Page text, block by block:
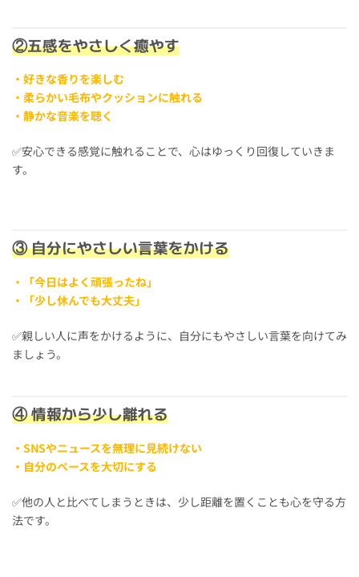
②五感をやさしく癒やす
・好きな香りを楽しむ
・柔らかい毛布やクッションに触れる
・静かな音楽を聴く
✅安心できる感覚に触れることで、心はゆっくり回復していきま
す。
③ 自分にやさしい言葉をかける
・「今日はよく頑張ったね」
・「少し休んでも大丈夫」
✅親しい人に声をかけるように、自分にもやさしい言葉を向けてみ
ましょう。
④ 情報から少し離れる
・SNSやニュースを無理に見続けない
・自分のペースを大切にする
✅他の人と比べてしまうときは、少し距離を置くことも心を守る方
法です。